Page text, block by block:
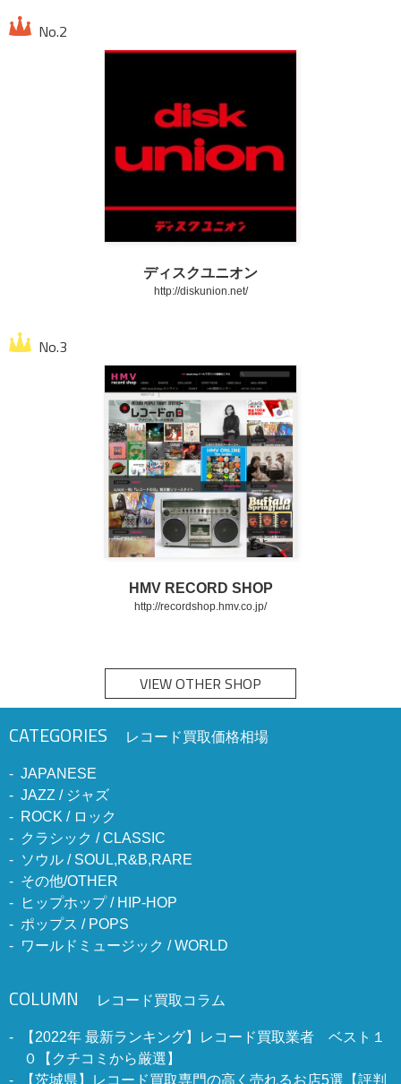
ディスクユニオン
http://diskunion.net/
HMV RECORD SHOP
http://recordshop.hmv.co.jp/
VIEW OTHER SHOP
CATEGORIES レコード買取価格相場
JAPANESE
JAZZ / ジャズ
ROCK / ロック
クラシック / CLASSIC
ソウル / SOUL,R&B,RARE
その他/OTHER
ヒップホップ / HIP-HOP
ポップス / POPS
ワールドミュージック / WORLD
COLUMN レコード買取コラム
【2022年 最新ランキング】レコード買取業者 ベスト１
０【クチコミから厳選】
【茨城県】レコード買取専門の高く売れるお店5選【評判